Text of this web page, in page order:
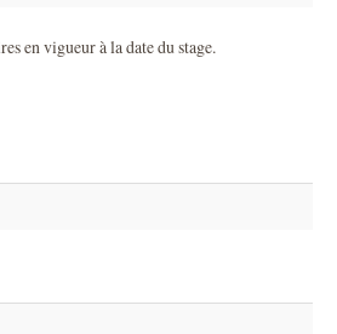
en vigueur à la date du stage.